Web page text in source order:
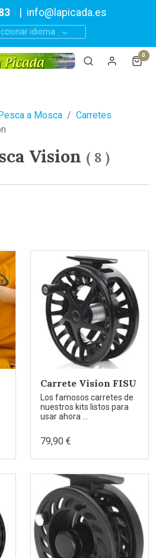
info@lapicada.es
idioma
0
a Mosca
Carretes
Vision ( 8 )
Carrete Vision FISU
Los famosos carretes de
nuestros kits listos para
usar ahora ...
79,90 €